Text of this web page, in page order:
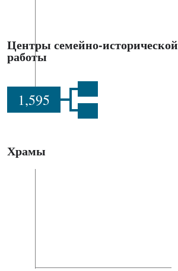
Центры семейно-исторической
работы
1,595
Храмы